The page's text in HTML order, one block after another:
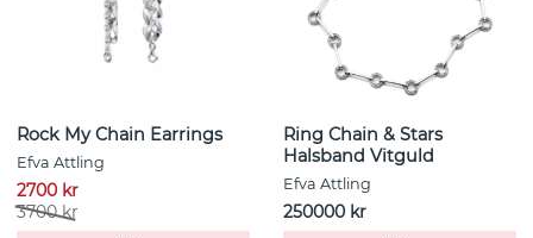
Rock My Chain Earrings
Efva Attling
2700 kr
3700 kr
Ring Chain & Stars
Halsband Vitguld
Efva Attling
250000 kr